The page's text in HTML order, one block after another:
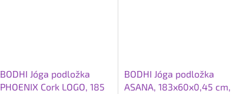
BODHI Jóga podložka
PHOENIX Cork LOGO, 185
BODHI Jóga podložka
ASANA, 183x60x0,45 cm,